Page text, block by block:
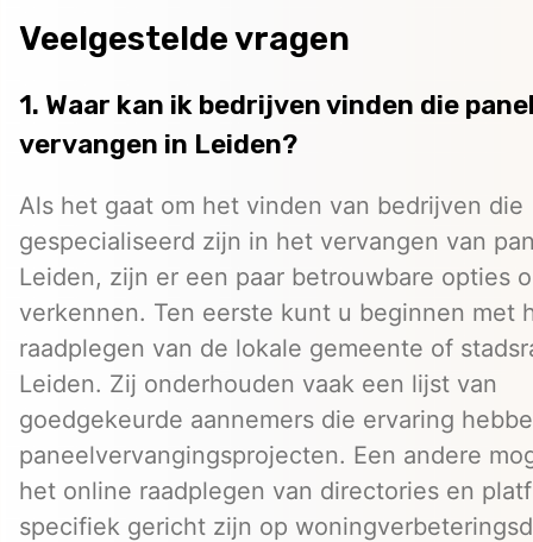
Veelgestelde vragen
1. Waar kan ik bedrijven vinden die
vervangen in Leiden?
Als het gaat om het vinden van bedrijven die
gespecialiseerd zijn in het vervangen van
Leiden, zijn er een paar betrouwbare opties
verkennen. Ten eerste kunt u beginnen met
raadplegen van de lokale gemeente of
Leiden. Zij onderhouden vaak een lijst van
goedgekeurde aannemers die ervaring
paneelvervangingsprojecten. Een andere
het online raadplegen van directories en
specifiek gericht zijn op